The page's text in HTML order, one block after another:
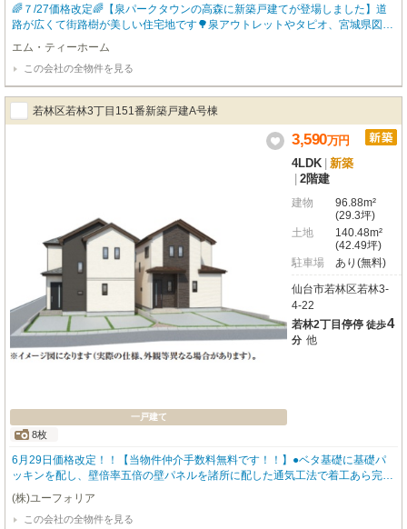
🌈７/27価格改定🌈【泉パークタウンの高森に新築戸建てが登場しました】道
路が広くて街路樹が美しい住宅地です🌳泉アウトレットやタピオ、宮城県図書
館へも徒歩圏内（約20分）休日は徒歩でおでかけしてショッピングや読書を楽
しめる住環境です🛍️📘高森小学校・中学校まで徒歩7分圏内とお子様の通学も
安心🎒幼稚園やスーパー、ドラッグストアも近く、日々のお買い物など生活が
しやすい立地です✨ゆとりある広さの4LDKの間取りはご家族でのびのびと暮
らしたい方にぴったりです🏡全室が南向きなのでどの部屋も明るく、家族の笑
顔を育む空間となるでしょう😊新しい暮らしを始めるなら、この素敵な新築戸
建てでいかがでしょうか？ぜひ一度、現地で快適な生活をイメージしてみてく
ださい🏡 内覧ご希望やお問合せは【 エム・ティーホーム TEL022ｰ374ｰ521
2】へ問合せフォームやお電話・LINEでお気軽にお問合せください✉📞【好評
です】ご成約のお客様へ、ご入居時に必要な網戸やＴＶアンテナなど設備４点
取付けサービスします🔧別途かかるオプション工事代が節約できると、たいへ
エム・ティーホーム
この会社の全物件を見る
若林区若林3丁目151番新築戸建A号棟
一戸建て
8枚
3,590万円
4LDK 新築
2階建
建物
96.88m²
(29.3坪)
土地
140.48m²
(42.49坪)
駐車場
あり(無料)
仙台市若林区若林3-
4-22
若林2丁目停停 徒歩4
分 他
6月29日価格改定！！【当物件仲介手数料無料です！！】●ベタ基礎に基礎パ
ッキンを配し、壁倍率五倍の壁パネルを諸所に配した通気工法で着工あら完成
まで第三者機関による計四回の検査を通過した物件のみ引き渡している為地震
に強い家です●設計住宅性能評価書あり、建設住宅性能評価書あり、長期優良
住宅（耐震、省エネ性等高い）、フラット35適合証明書あり
(株)ユーフォリア
この会社の全物件を見る